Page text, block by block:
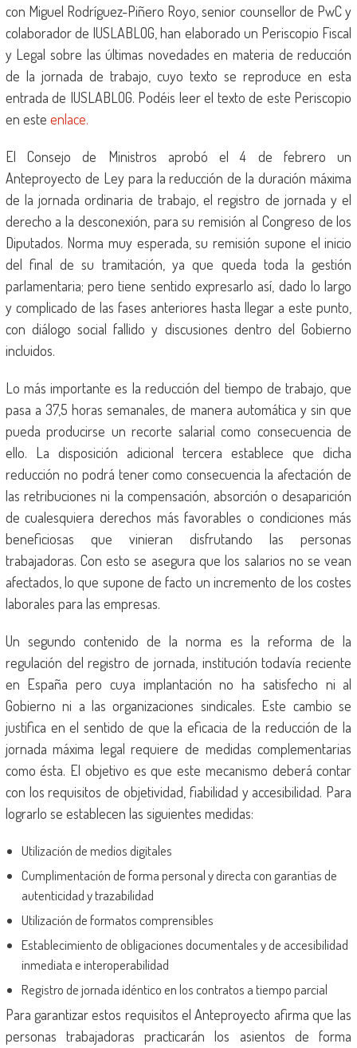
con Miguel Rodríguez-Piñero Royo, senior counsellor de PwC y
colaborador de IUSLABLOG, han elaborado un Periscopio Fiscal
y Legal sobre las últimas novedades en materia de reducción
de la jornada de trabajo, cuyo texto se reproduce en esta
entrada de IUSLABLOG. Podéis leer el texto de este Periscopio
en este enlace.
El Consejo de Ministros aprobó el 4 de febrero un
Anteproyecto de Ley para la reducción de la duración máxima
de la jornada ordinaria de trabajo, el registro de jornada y el
derecho a la desconexión, para su remisión al Congreso de los
Diputados. Norma muy esperada, su remisión supone el inicio
del final de su tramitación, ya que queda toda la gestión
parlamentaria; pero tiene sentido expresarlo así, dado lo largo
y complicado de las fases anteriores hasta llegar a este punto,
con diálogo social fallido y discusiones dentro del Gobierno
incluidos.
Lo más importante es la reducción del tiempo de trabajo, que
pasa a 37,5 horas semanales, de manera automática y sin que
pueda producirse un recorte salarial como consecuencia de
ello. La disposición adicional tercera establece que dicha
reducción no podrá tener como consecuencia la afectación de
las retribuciones ni la compensación, absorción o desaparición
de cualesquiera derechos más favorables o condiciones más
beneficiosas que vinieran disfrutando las personas
trabajadoras. Con esto se asegura que los salarios no se vean
afectados, lo que supone de facto un incremento de los costes
laborales para las empresas.
Un segundo contenido de la norma es la reforma de la
regulación del registro de jornada, institución todavía reciente
en España pero cuya implantación no ha satisfecho ni al
Gobierno ni a las organizaciones sindicales. Este cambio se
justifica en el sentido de que la eficacia de la reducción de la
jornada máxima legal requiere de medidas complementarias
como ésta. El objetivo es que este mecanismo deberá contar
con los requisitos de objetividad, fiabilidad y accesibilidad. Para
lograrlo se establecen las siguientes medidas:
Utilización de medios digitales
Cumplimentación de forma personal y directa con garantías de
autenticidad y trazabilidad
Utilización de formatos comprensibles
Establecimiento de obligaciones documentales y de accesibilidad
inmediata e interoperabilidad
Registro de jornada idéntico en los contratos a tiempo parcial
Para garantizar estos requisitos el Anteproyecto afirma que las
personas trabajadoras practicarán los asientos de forma